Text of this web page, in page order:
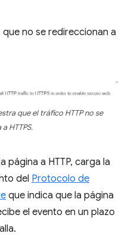
no se redireccionan a
que el tráfico HTTP no se
HTTPS.
página a HTTP, carga la
del Protocolo de
que indica que la página
el evento en un plazo